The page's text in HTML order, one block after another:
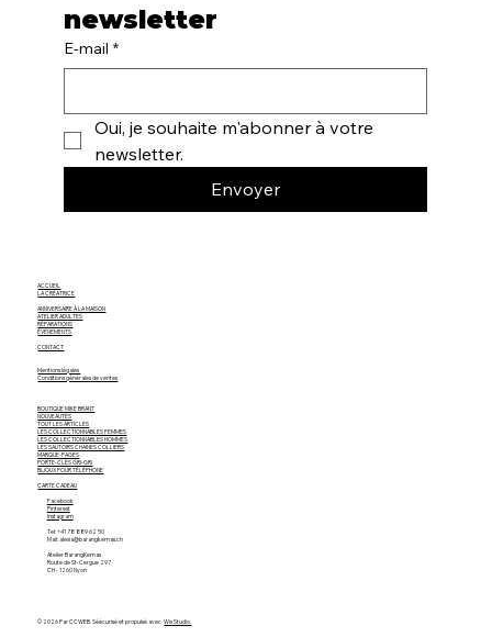
newsletter
E-mail *
Oui, je souhaite m'abonner à votre
newsletter.
Envoyer
ACCUEIL
LA CRÉATRICE
ANNIVERSAIRE À LA MAISON
ATELIER ADULTES
RÉPARATIONS
ÉVÈNEMENTS
CONTACT
Mentions légales
Conditions générales de ventes
BOUTIQUE MIKE BRANT
NOUVEAUTÉS
TOUT LES ARTICLES
LES COLLECTIONNABLES FEMMES
LES COLLECTIONNABLES HOMMES
LES SAUTOIRS CHAINES COLLIERS
MARQUE-PAGES
PORTE-CLÉS GRI-GRI
BIJOUX POUR TÉLÉPHONE
CARTE CADEAU
Facebook
Pinterest
Instagram
Tel: +41 78 889 62 50
Mail: alexia@barangkemas.ch
Atelier BarangKemas
Route de St-Cergue 297
CH - 1260 Nyon
© 2026 Par CCWEB. Séécurisé et propulsé avecWix Studio.